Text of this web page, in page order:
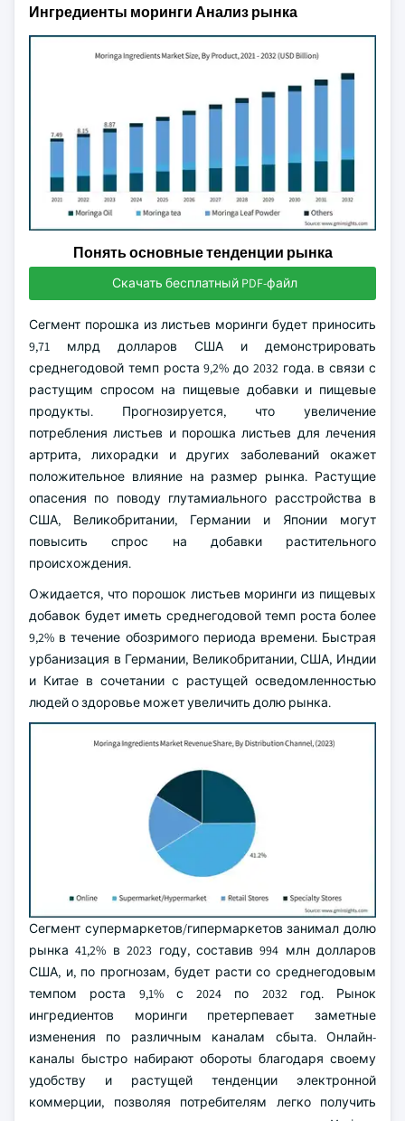
Ингредиенты моринги Анализ рынка
Понять основные тенденции рынка
Скачать бесплатный PDF-файл
Сегмент порошка из листьев моринги будет приносить
9,71 млрд долларов США и демонстрировать
среднегодовой темп роста 9,2% до 2032 года. в связи с
растущим спросом на пищевые добавки и пищевые
продукты. Прогнозируется, что увеличение
потребления листьев и порошка листьев для лечения
артрита, лихорадки и других заболеваний окажет
положительное влияние на размер рынка. Растущие
опасения по поводу глутамиального расстройства в
США, Великобритании, Германии и Японии могут
повысить спрос на добавки растительного
происхождения.
Ожидается, что порошок листьев моринги из пищевых
добавок будет иметь среднегодовой темп роста более
9,2% в течение обозримого периода времени. Быстрая
урбанизация в Германии, Великобритании, США, Индии
и Китае в сочетании с растущей осведомленностью
людей о здоровье может увеличить долю рынка.
Сегмент супермаркетов/гипермаркетов занимал долю
рынка 41,2% в 2023 году, составив 994 млн долларов
США, и, по прогнозам, будет расти со среднегодовым
темпом роста 9,1% с 2024 по 2032 год. Рынок
ингредиентов моринги претерпевает заметные
изменения по различным каналам сбыта. Онлайн-
каналы быстро набирают обороты благодаря своему
удобству и растущей тенденции электронной
коммерции, позволяя потребителям легко получить